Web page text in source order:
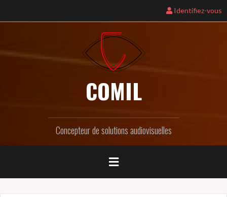
Identifiez-vous
COMIL
Concepteur de solutions audiovisuelles